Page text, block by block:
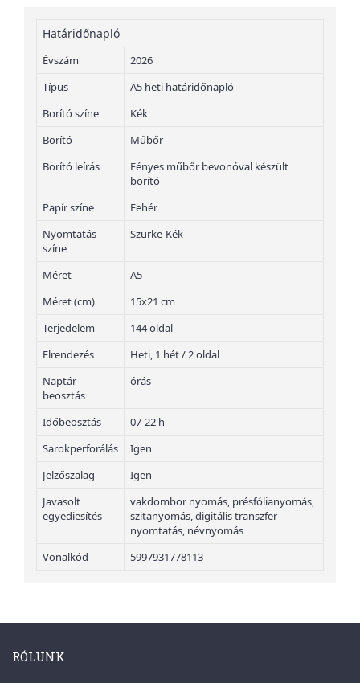
Határidőnapló
Évszám
2026
Típus
A5 heti határidőnapló
Borító színe
Kék
Borító
Műbőr
Borító leírás
Fényes műbőr bevonóval készült
borító
Papír színe
Fehér
Nyomtatás
színe
Szürke-Kék
Méret
A5
Méret (cm)
15x21 cm
Terjedelem
144 oldal
Elrendezés
Heti, 1 hét / 2 oldal
Naptár
beosztás
órás
Időbeosztás
07-22 h
Sarokperforálás
Igen
Jelzőszalag
Igen
Javasolt
egyediesítés
vakdombor nyomás, présfólianyomás,
szitanyomás, digitális transzfer
nyomtatás, névnyomás
Vonalkód
5997931778113
RÓLUNK